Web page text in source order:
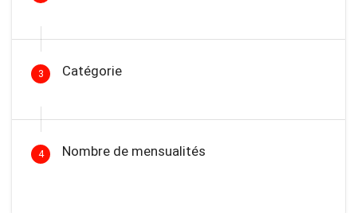
3 Catégorie
4 Nombre de mensualités